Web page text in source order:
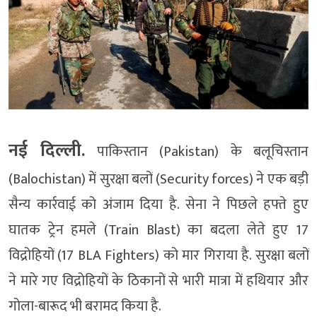
नई दिल्ली. पाकिस्तान (Pakistan) के बलूचिस्तान
(Balochistan) में सुरक्षा बलों (Security forces) ने एक बड़ी
सैन्य कार्रवाई को अंजाम दिया है. सेना ने पिछले हफ्ते हुए
घातक ट्रेन हमले (Train Blast) का बदला लेते हुए 17
विद्रोहियों (17 BLA Fighters) को मार गिराया है. सुरक्षा बलों
ने मारे गए विद्रोहियों के ठिकानों से भारी मात्रा में हथियार और
गोला-बारूद भी बरामद किया है.